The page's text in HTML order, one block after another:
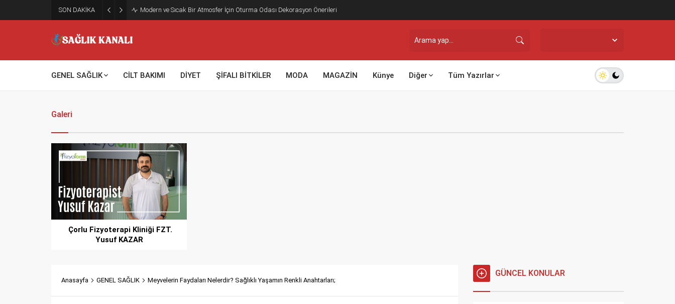
SON DAKİKA Modern ve Sıcak Bir Atmosfer İçin Oturma Odası Dekorasyon Önerileri
GENEL SAĞLIK CİLT BAKIMI DİYET ŞİFALI BİTKİLER MODA MAGAZİN Künye Diğer Tüm Yazırlar
Galeri
Çorlu Fizyoterapi Kliniği FZT.
Yusuf KAZAR
Anasayfa GENEL SAĞLIK Meyvelerin Faydaları Nelerdir? Sağlıklı Yaşamın Renkli Anahtarları;
GÜNCEL KONULAR